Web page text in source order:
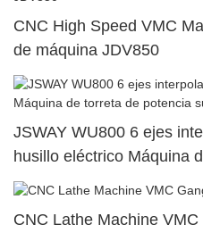
CNC High Speed ​​VMC
de máquina JDV850
JSWAY WU800 6 ejes
husillo eléctrico Máquina
superior dual80
CNC Lathe Machine